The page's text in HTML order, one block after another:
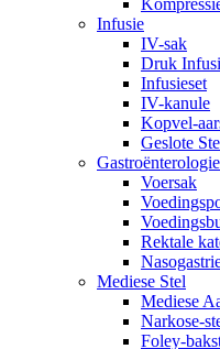
Infusie
IV-sak
Druk
Infusieset
IV-kanule
Kopvel-
Geslote
Voersak
Rektale
Mediese Stel
Mediese
Narkose-
Foley-